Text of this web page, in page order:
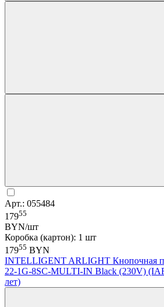
Арт.: 055484
17955
BYN/шт
Коробка (картон): 1 шт
17955 BYN
INTELLIGENT ARLIGHT Кнопочная
22-1G-8SC-MULTI-IN Black (230V)
лет)